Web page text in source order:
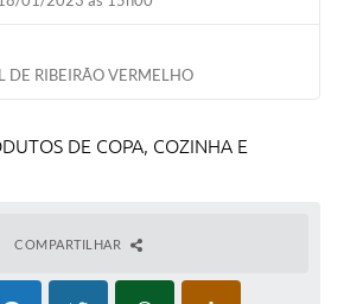
DE RIBEIRÃO VERMELHO
DE COPA, COZINHA E
COMPARTILHAR